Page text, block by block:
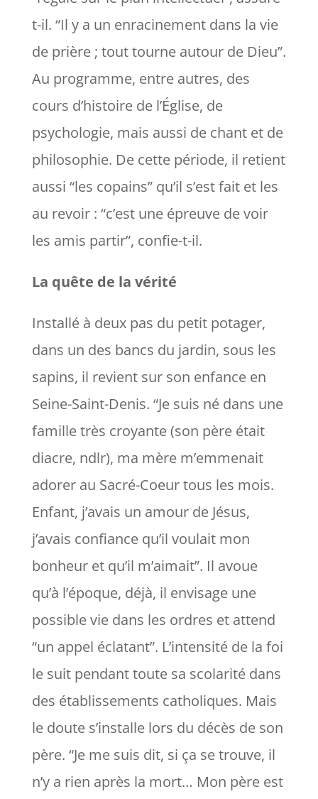
t-il. “Il y a un enracinement dans la vie
de prière ; tout tourne autour de Dieu”.
Au programme, entre autres, des
cours d’histoire de l’Église, de
psychologie, mais aussi de chant et de
philosophie. De cette période, il retient
aussi “les copains” qu’il s’est fait et les
au revoir : “c’est une épreuve de voir
les amis partir”, confie-t-il.
La quête de la vérité
Installé à deux pas du petit potager,
dans un des bancs du jardin, sous les
sapins, il revient sur son enfance en
Seine-Saint-Denis. “Je suis né dans une
famille très croyante(son père était
diacre, ndlr), ma mère m’emmenait
adorer au Sacré-Coeur tous les mois.
Enfant, j’avais un amour de Jésus,
j’avais confiance qu’il voulait mon
bonheur et qu’il m’aimait”. Il avoue
qu’à l’époque, déjà, il envisage une
possible vie dans les ordres et attend
“un appel éclatant”. L’intensité de la foi
le suit pendant toute sa scolarité dans
des établissements catholiques. Mais
le doute s’installe lors du décès de son
père. “Je me suis dit, si ça se trouve, il
n’y a rien après la mort… Mon père est